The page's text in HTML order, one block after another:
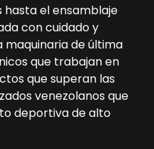
hasta el ensamblaje
con cuidado y
maquinaria de última
que trabajan en
que superan las
venezolanos que
deportiva de alto